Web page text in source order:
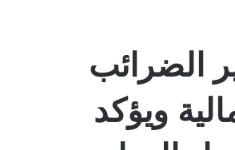
الضرائب
ويؤكد